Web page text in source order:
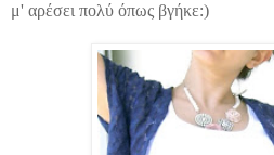
μ' αρέσει πολύ όπως βγήκε:)